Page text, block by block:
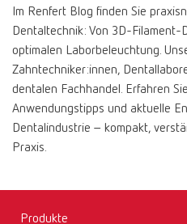
Im Renfert Blog finden Sie
Dentaltechnik: Von 3D-
optimalen Laborbeleuchtung.
Zahntechniker:innen,
dentalen Fachhandel. Erfahren
Anwendungstipps und aktuelle
Dentalindustrie – kompakt,
Praxis.
Produkte